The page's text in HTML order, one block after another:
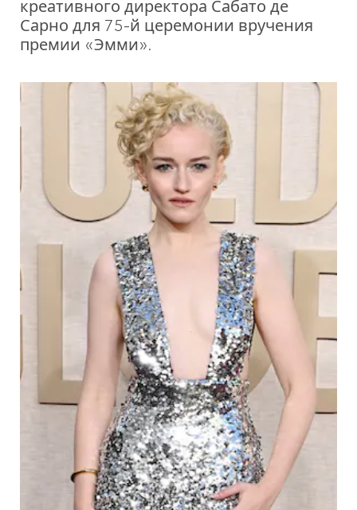
креативного директора Сабато де
Сарно для 75-й церемонии вручения
премии «Эмми».